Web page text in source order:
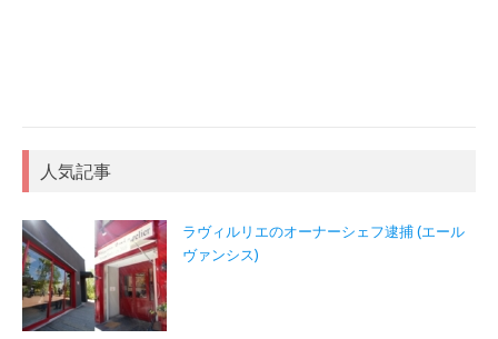
人気記事
ラヴィルリエのオーナーシェフ逮捕 (エール
ヴァンシス)